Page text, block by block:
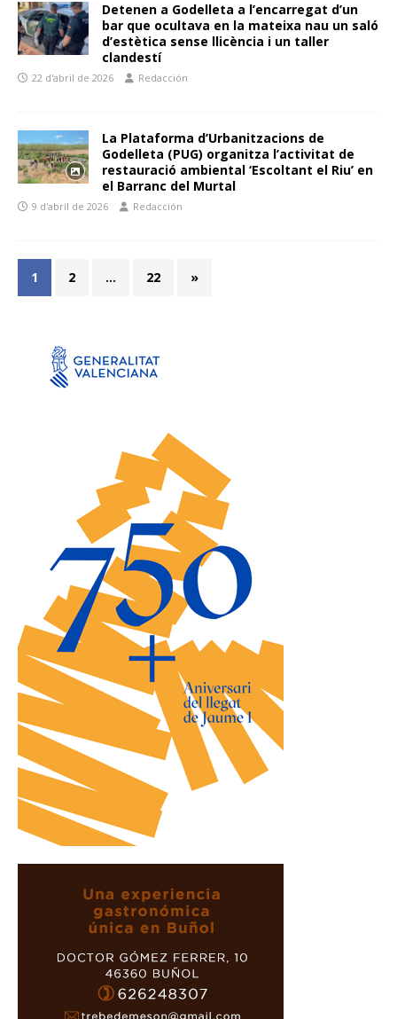
Detenen a Godelleta a l’encarregat d’un
bar que ocultava en la mateixa nau un saló
d’estètica sense llicència i un taller
clandestí
22 d'abril de 2026 Redacción
La Plataforma d’Urbanitzacions de
Godelleta (PUG) organitza l’activitat de
restauració ambiental ‘Escoltant el Riu’ en
el Barranc del Murtal
9 d'abril de 2026 Redacción
1 2 … 22 »